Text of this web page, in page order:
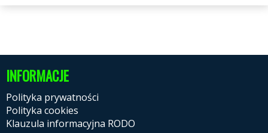
INFORMACJE
Polityka prywatności
Polityka cookies
Klauzula informacyjna RODO